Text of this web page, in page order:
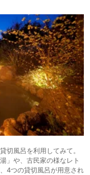
切風呂を利用してみて。
」や、古民家の様なレト
4つの貸切風呂が用意され